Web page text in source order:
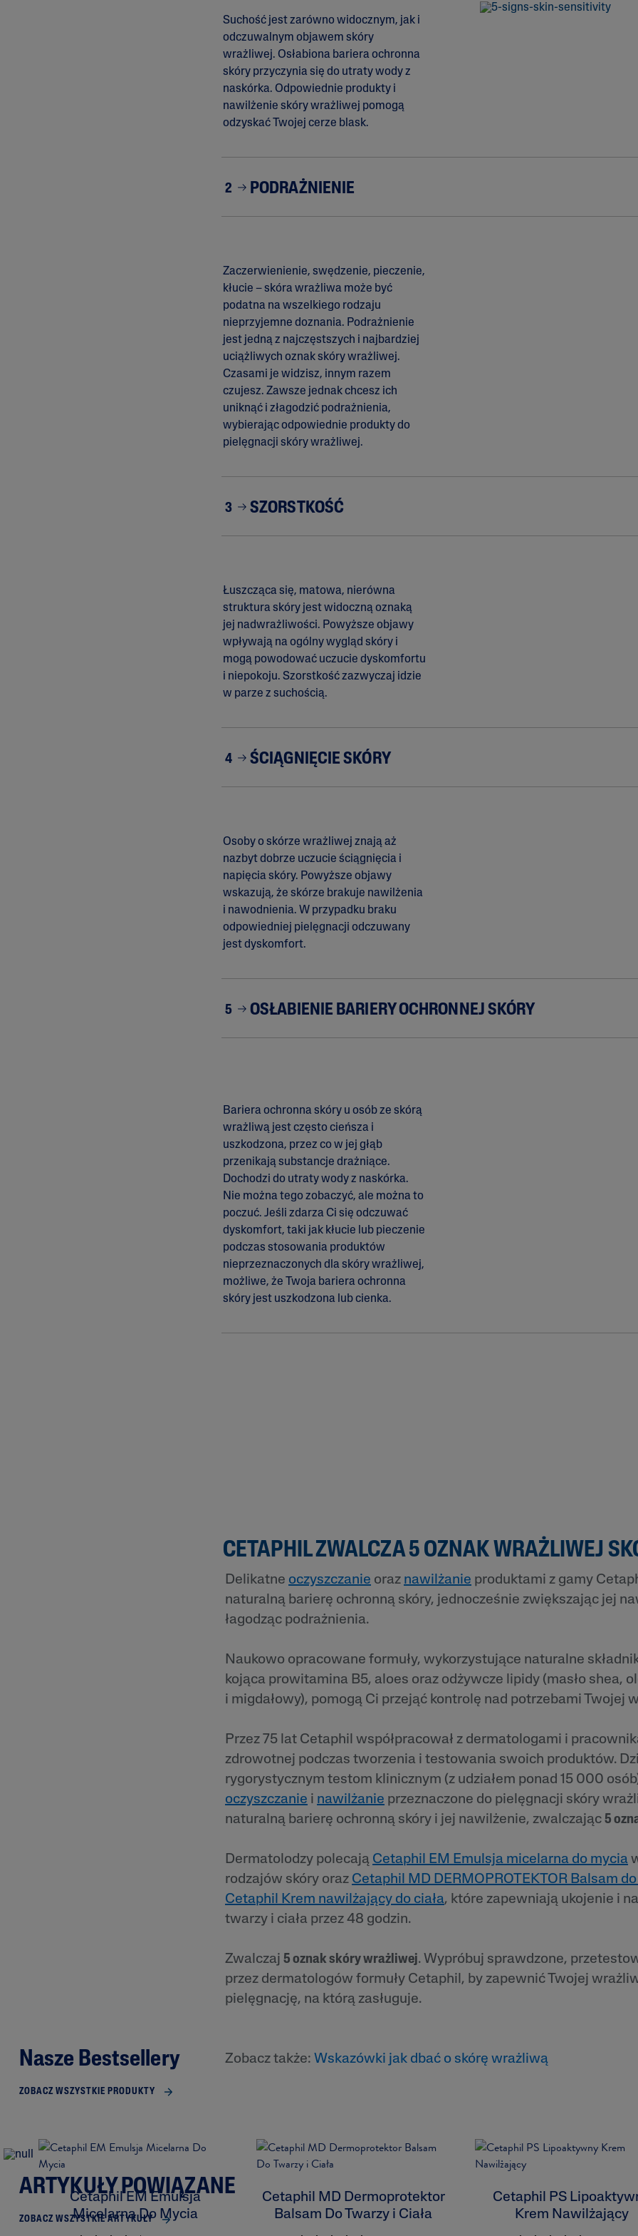
Trądzik Różowaty
Skóra Szorstka i
Łuszcząca się
Tokoferol
Suchość jest zarówno widocznym, jak i
odczuwalnym objawem skóry
wrażliwej. Osłabiona bariera ochronna
skóry przyczynia się do utraty wody z
naskórka. Odpowiednie produkty i
nawilżenie skóry wrażliwej pomogą
odzyskać Twojej cerze blask.
2 PODRAŻNIENIE
Zaczerwienienie, swędzenie, pieczenie,
kłucie – skóra wrażliwa może być
podatna na wszelkiego rodzaju
nieprzyjemne doznania. Podrażnienie
jest jedną z najczęstszych i najbardziej
uciążliwych oznak skóry wrażliwej.
Czasami je widzisz, innym razem
czujesz. Zawsze jednak chcesz ich
uniknąć i złagodzić podrażnienia,
wybierając odpowiednie produkty do
pielęgnacji skóry wrażliwej.
3 SZORSTKOŚĆ
Łuszcząca się, matowa, nierówna
struktura skóry jest widoczną oznaką
jej nadwrażliwości. Powyższe objawy
wpływają na ogólny wygląd skóry i
mogą powodować uczucie dyskomfortu
i niepokoju. Szorstkość zazwyczaj idzie
w parze z suchością.
4 ŚCIĄGNIĘCIE SKÓRY
Osoby o skórze wrażliwej znają aż
nazbyt dobrze uczucie ściągnięcia i
napięcia skóry. Powyższe objawy
wskazują, że skórze brakuje nawilżenia
i nawodnienia. W przypadku braku
odpowiedniej pielęgnacji odczuwany
jest dyskomfort.
5 OSŁABIENIE BARIERY OCHRONNEJ SKÓRY
Bariera ochronna skóry u osób ze skórą
wrażliwą jest często cieńsza i
uszkodzona, przez co w jej głąb
przenikają substancje drażniące.
Dochodzi do utraty wody z naskórka.
Nie można tego zobaczyć, ale można to
poczuć. Jeśli zdarza Ci się odczuwać
dyskomfort, taki jak kłucie lub pieczenie
podczas stosowania produktów
nieprzeznaczonych dla skóry wrażliwej,
możliwe, że Twoja bariera ochronna
skóry jest uszkodzona lub cienka.
CETAPHIL ZWALCZA 5 OZNAK WRAŻLIWEJ
Delikatne oczyszczanie oraz nawilżanie produktami z gamy
naturalną barierę ochronną skóry, jednocześnie zwiększając jej
łagodząc podrażnienia.
Naukowo opracowane formuły, wykorzystujące naturalne
kojąca prowitamina B5, aloes oraz odżywcze lipidy (masło shea,
i migdałowy), pomogą Ci przejąć kontrolę nad potrzebami Twojej
Przez 75 lat Cetaphil współpracował z dermatologami i
zdrowotnej podczas tworzenia i testowania swoich produktów.
rygorystycznym testom klinicznym (z udziałem ponad 15 000
oczyszczanie i nawilżanie przeznaczone do pielęgnacji skóry
naturalną barierę ochronną skóry i jej nawilżenie, zwalczając5
Dermatolodzy polecają Cetaphil EM Emulsja micelarna do mycia
rodzajów skóry oraz Cetaphil MD DERMOPROTEKTOR Balsam
Cetaphil Krem nawilżający do ciała, które zapewniają ukojenie i
twarzy i ciała przez 48 godzin.
Zwalczaj5 oznak skóry wrażliwej. Wypróbuj sprawdzone,
przez dermatologów formuły Cetaphil, by zapewnić Twojej
pielęgnację, na którą zasługuje.
Zobacz także: Wskazówki jak dbać o skórę wrażliwą
Nasze Bestsellery
ZOBACZ WSZYSTKIE PRODUKTY
Cetaphil EM Emulsja
Micelarna Do Mycia
Cetaphil MD Dermoprotektor
Balsam Do Twarzy i Ciała
Cetaphil PS
Krem Nawilżający
ARTYKUŁY POWIĄZANE
ZOBACZ WSZYSTKIE ARTYKUŁY